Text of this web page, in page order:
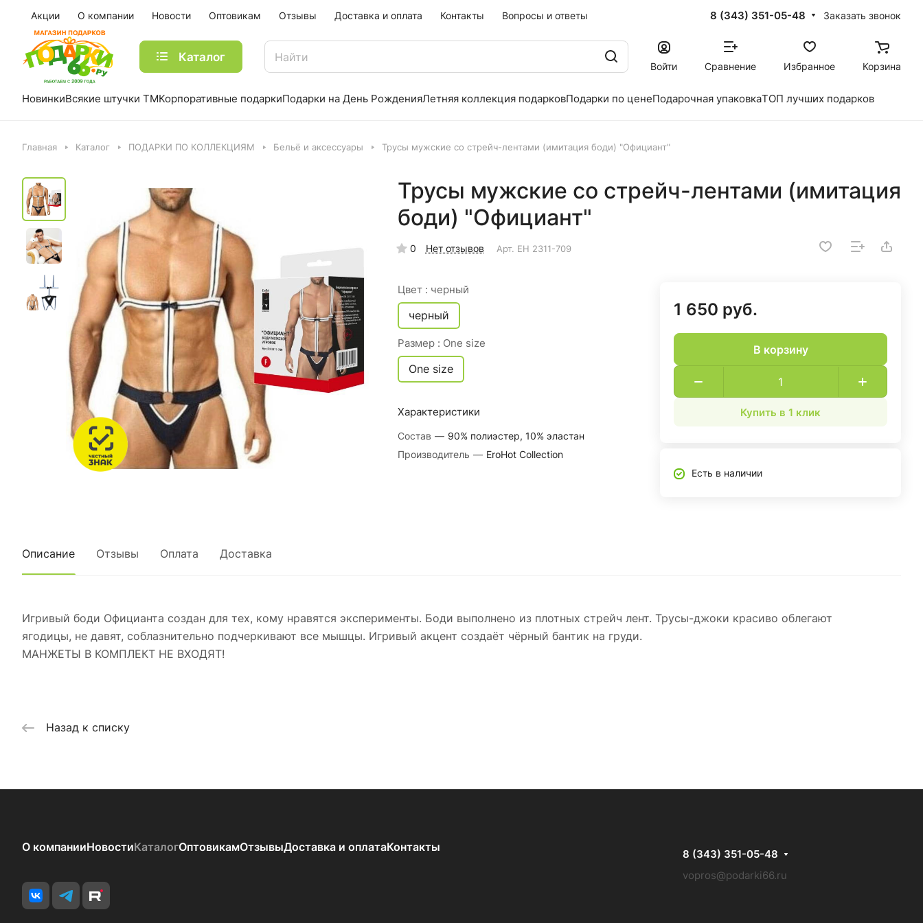
Акции О компании Новости Оптовикам Отзывы Доставка и оплата Контакты Вопросы и ответы 8 (343) 351-05-48 Заказать звонок
Каталог
Войти Сравнение Избранное Корзина
НовинкиВсякие штучки ТМКорпоративные подаркиПодарки на День РожденияЛетняя коллекция подарковПодарки по ценеПодарочная упаковкаТОП лучших подарков
Главная Каталог ПОДАРКИ ПО КОЛЛЕКЦИЯМ Бельё и аксессуары Трусы мужские со стрейч-лентами (имитация боди) "Официант"
Трусы мужские со стрейч-лентами (имитация
боди) "Официант"
0 Нет отзывов Арт. EH 2311-709
Цвет : черный
черный
Размер : One size
One size
Характеристики
Состав — 90% полиэстер, 10% эластан
Производитель — EroHot Collection
1 650 руб.
В корзину
Купить в 1 клик
Есть в наличии
Описание Отзывы Оплата Доставка
Игривый боди Официанта создан для тех, кому нравятся эксперименты. Боди выполнено из плотных стрейч лент. Трусы-джоки красиво облегают
ягодицы, не давят, соблазнительно подчеркивают все мышцы. Игривый акцент создаёт чёрный бантик на груди.
МАНЖЕТЫ В КОМПЛЕКТ НЕ ВХОДЯТ!
Назад к списку
О компанииНовостиКаталогОптовикамОтзывыДоставка и оплатаКонтакты
8 (343) 351-05-48
vopros@podarki66.ru